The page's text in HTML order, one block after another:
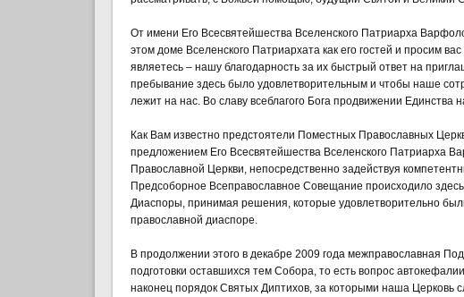
От имени Его Всесвятейшества Вселенского Патриарха
этом доме Вселенского Патриархата как его гостей и просим
являетесь – нашу благодарность за их быстрый ответ на
пребывание здесь было удовлетворительным и чтобы наше
лежит на нас. Во славу всеблагого Бога продвижении
Как Вам известно предстоятели Поместных Православных
предложением Его Всесвятейшества Вселенского Патриарха
Православной Церкви, непосредственно задействуя
Предсоборное Всеправославное Совещание происходило
Диаспоры, принимая решения, которые удовлетворительно
православной диаспоре.
В продолжении этого в декабре 2009 года межправославная
подготовки оставшихся тем Собора, то есть вопрос
наконец порядок Святых Диптихов, за которыми наша Церковь